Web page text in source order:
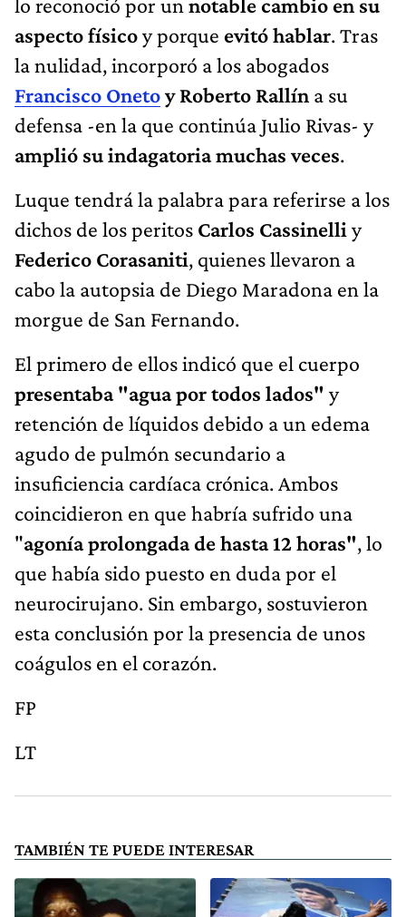
lo reconoció por unnotable cambio en su
aspecto físicoy porque evitó hablar. Tras
la nulidad, incorporó a los abogados
Francisco Onetoy Roberto Rallín a su
defensa -en la que continúa Julio Rivas- y
amplió su indagatoria muchas veces.
Luque tendrá la palabra para referirse a los
dichos de los peritos Carlos Cassinelliy
Federico Corasaniti, quienes llevaron a
cabo la autopsia de Diego Maradona en la
morgue de San Fernando.
El primero de ellos indicó que el cuerpo
presentaba "agua por todos lados" y
retención de líquidos debido a un edema
agudo de pulmón secundario a
insuficiencia cardíaca crónica. Ambos
coincidieron en que habría sufrido una
"agonía prolongada de hasta 12 horas", lo
que había sido puesto en duda por el
neurocirujano. Sin embargo, sostuvieron
esta conclusión por la presencia de unos
coágulos en el corazón.
FP
LT
TAMBIÉN TE PUEDE INTERESAR